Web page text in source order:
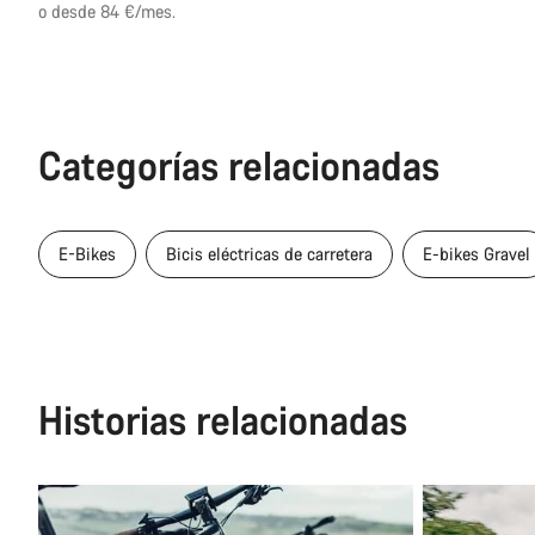
original
o desde 84 €/mes.
Categorías relacionadas
E-Bikes Bicis eléctricas de carretera E-bikes Gravel
Historias relacionadas